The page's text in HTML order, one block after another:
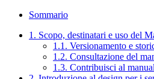
Sommario
1. Scopo, destinatari e uso del
1.1. Versionamento e
1.2. Consultazione del
1.3. Contribuisci al